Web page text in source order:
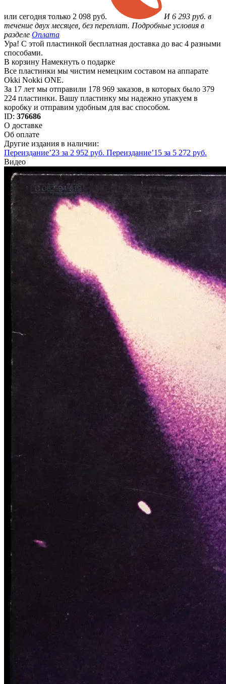
или сегодня только 2 098 руб.
И 6 293 руб. в
течение двух месяцев, без переплат. Подробные условия в
разделе Оплата
Ура! С этой пластинкой бесплатная доставка до вас 4 разными
способами.
В корзину Намекнуть о подарке
Все пластинки мы чистим немецким составом на аппарате
Okki Nokki ONE.
За 17 лет мы отправили 178 969 заказов, в которых было 379
224 пластинки. Вашу пластинку мы надежно упакуем в
коробку и отправим удобным для вас способом.
ID: 376686
О доставке
Об оплате
Другие издания в наличии:
Переиздание’23 за 2 952 руб. Переиздание’15 за 5 272 руб.
Видео